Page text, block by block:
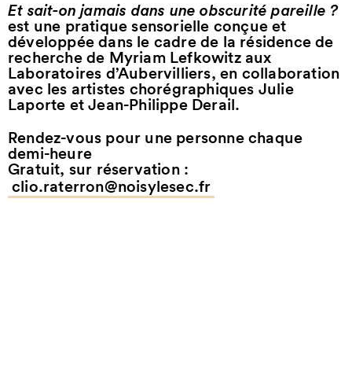
Et sait-on jamais dans une obscurité pareille ?
est une pratique sensorielle conçue et
développée dans le cadre de la résidence de
recherche de Myriam Lefkowitz aux
Laboratoires d’Aubervilliers, en collaboration
avec les artistes chorégraphiques Julie
Laporte et Jean-Philippe Derail.
Rendez-vous pour une personne chaque
demi-heure
Gratuit, sur réservation :
clio.raterron@noisylesec.fr